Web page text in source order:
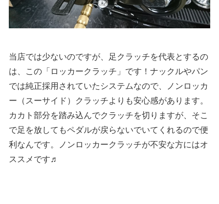
当店では少ないのですが、足クラッチを代表とするの
は、この「ロッカークラッチ」です！ナックルやパン
では純正採用されていたシステムなので、ノンロッカ
ー（スーサイド）クラッチよりも安心感があります。
カカト部分を踏み込んでクラッチを切りますが、そこ
で足を放してもペダルが戻らないでいてくれるので便
利なんです。ノンロッカークラッチが不安な方にはオ
ススメです♬